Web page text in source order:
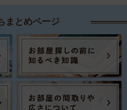
まとめページ